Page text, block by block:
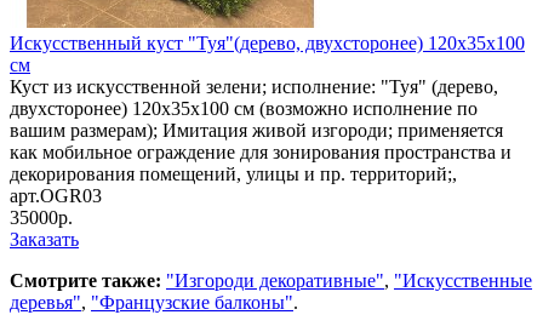
Искусственный куст "Туя"(дерево, двухсторонее) 120х35х100
cм
Куст из искусственной зелени; исполнение: "Туя" (дерево,
двухсторонее) 120х35х100 cм (возможно исполнение по
вашим размерам); Имитация живой изгороди; применяется
как мобильное ограждение для зонирования пространства и
декорирования помещений, улицы и пр. территорий;,
арт.OGR03
35000р.
Заказать
Смотрите также: "Изгороди декоративные", "Искусственные
деревья", "Французские балконы".